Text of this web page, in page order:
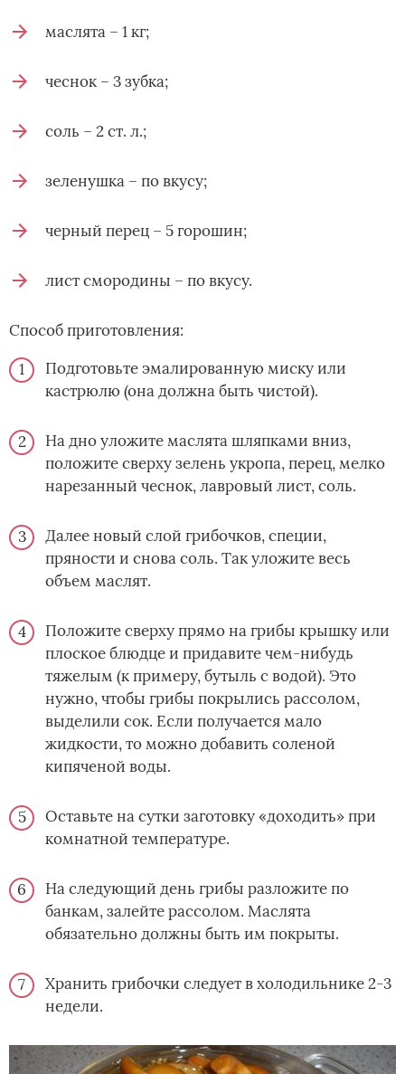
маслята – 1 кг;
чеснок – 3 зубка;
соль – 2 ст. л.;
зеленушка – по вкусу;
черный перец – 5 горошин;
лист смородины – по вкусу.
Способ приготовления:
Подготовьте эмалированную миску или
кастрюлю (она должна быть чистой).
На дно уложите маслята шляпками вниз,
положите сверху зелень укропа, перец, мелко
нарезанный чеснок, лавровый лист, соль.
Далее новый слой грибочков, специи,
пряности и снова соль. Так уложите весь
объем маслят.
Положите сверху прямо на грибы крышку или
плоское блюдце и придавите чем-нибудь
тяжелым (к примеру, бутыль с водой). Это
нужно, чтобы грибы покрылись рассолом,
выделили сок. Если получается мало
жидкости, то можно добавить соленой
кипяченой воды.
Оставьте на сутки заготовку «доходить» при
комнатной температуре.
На следующий день грибы разложите по
банкам, залейте рассолом. Маслята
обязательно должны быть им покрыты.
Хранить грибочки следует в холодильнике 2-3
недели.